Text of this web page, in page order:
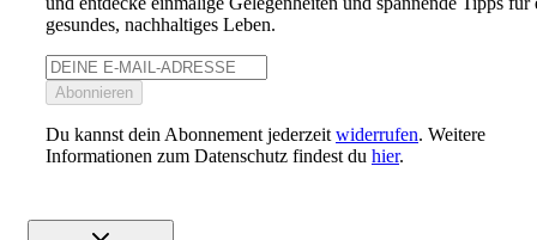
gesundes, nachhaltiges Leben.
Abonnieren
Du kannst dein Abonnement jederzeit widerrufen. Weitere
Informationen zum Datenschutz findest du hier.